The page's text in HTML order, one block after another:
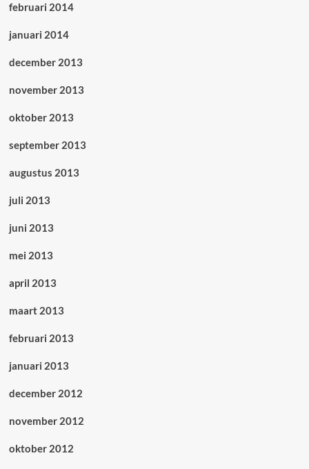
februari 2014
januari 2014
december 2013
november 2013
oktober 2013
september 2013
augustus 2013
juli 2013
juni 2013
mei 2013
april 2013
maart 2013
februari 2013
januari 2013
december 2012
november 2012
oktober 2012